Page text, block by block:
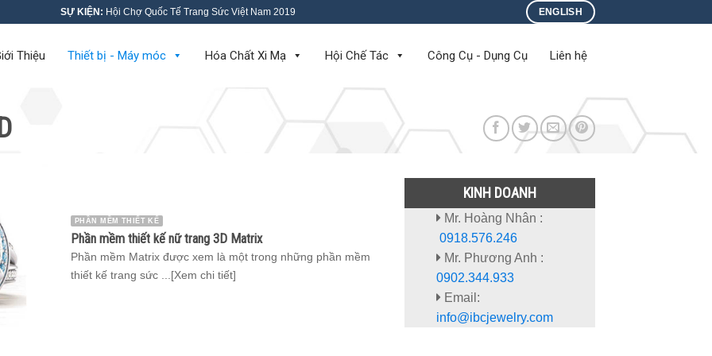
SỰ KIỆN: Hội Chợ Quốc Tế Trang Sức Việt Nam 2019 ENGLISH
Thiệu Thiết bị - Máy móc Hóa Chất Xi Mạ Hội Chế Tác Công Cụ - Dụng Cụ Liên hệ
PHẦN MỀM THIẾT KẾ
Phần mềm thiết kế nữ trang 3D Matrix
Phần mềm Matrix được xem là một trong những phần mềm
thiết kế trang sức ...[Xem chi tiết]
KINH DOANH
Mr. Hoàng Nhân :
0918.576.246
Mr. Phương Anh :
0902.344.933
Email:
info@ibcjewelry.com